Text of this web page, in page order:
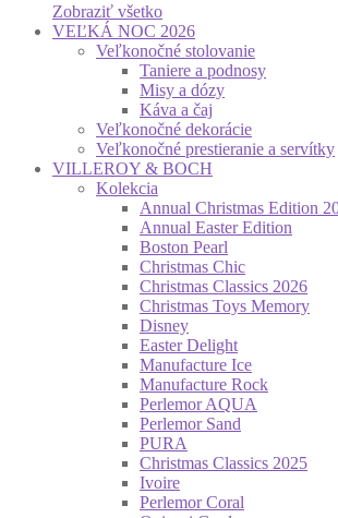
Zobraziť všetko
VEĽKÁ NOC 2026
Veľkonočné stolovanie
Taniere a podnosy
Misy a dózy
Káva a čaj
Veľkonočné dekorácie
Veľkonočné prestieranie a servítky
VILLEROY & BOCH
Kolekcia
Annual Christmas Edition
Annual Easter Edition
Boston Pearl
Christmas Chic
Christmas Classics 2026
Christmas Toys Memory
Disney
Easter Delight
Manufacture Ice
Manufacture Rock
Perlemor AQUA
Perlemor Sand
PURA
Christmas Classics 2025
Ivoire
Perlemor Coral